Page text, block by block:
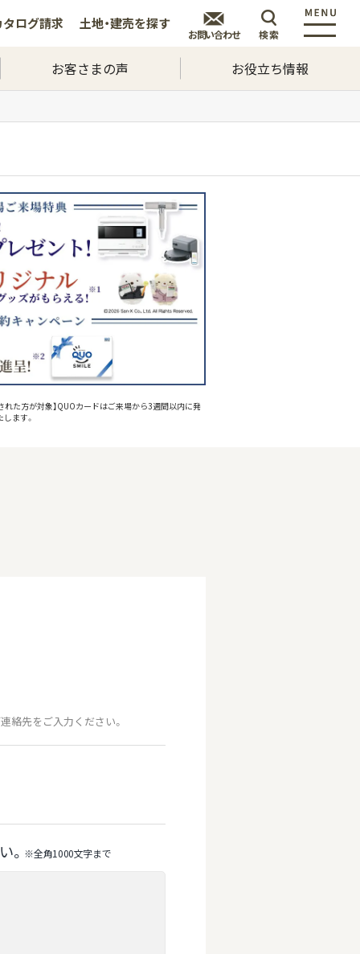
タログ請求 土地・建売を探す
お問い合わせ 検索
お客さまの声 お役立ち情報
た方が対象】QUOカードはご来場から3週間以内に発
ます。
絡先をご入力ください。
。 ※全⾓1000⽂字まで